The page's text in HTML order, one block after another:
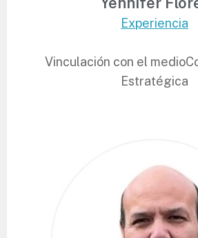
Experiencia
Vinculación con el medio
Estratégica